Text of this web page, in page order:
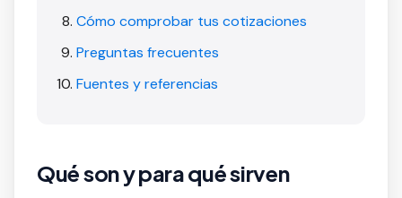
Cómo comprobar tus cotizaciones
Preguntas frecuentes
Fuentes y referencias
Qué son y para qué sirven